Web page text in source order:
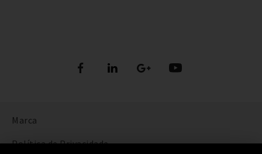
Marca
Política de Privacidade